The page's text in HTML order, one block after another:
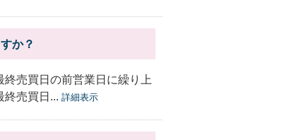
か？
売買日の前営業日に繰り上
終売買日... 詳細表示